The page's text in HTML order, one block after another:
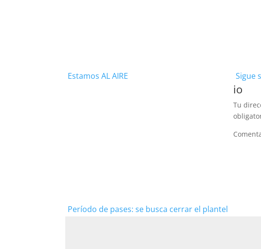
Estamos AL AIRE Sigue
Período de pases: se busca cerrar el plantel
io
Tu